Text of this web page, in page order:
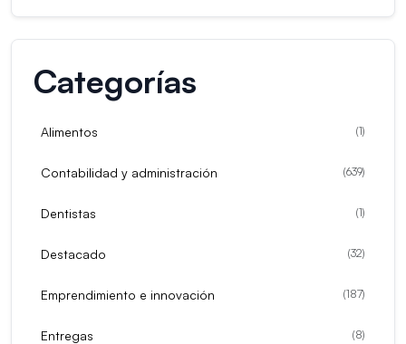
Categorías
Alimentos (1)
Contabilidad y administración (639)
Dentistas (1)
Destacado (32)
Emprendimiento e innovación (187)
Entregas (8)